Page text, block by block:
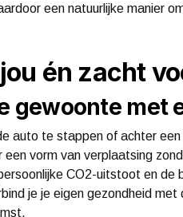
een natuurlijke manier
én zacht
gewoonte met
auto te stappen of achter
een vorm van verplaatsing
CO2-uitstoot en de
je je eigen gezondheid